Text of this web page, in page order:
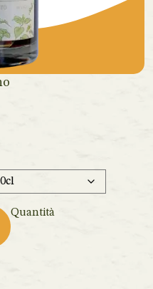
Quantità